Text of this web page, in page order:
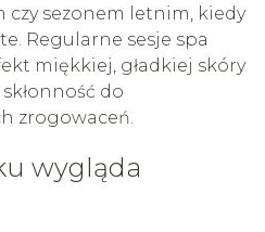
sezonem letnim, kiedy
Regularne sesje spa
miękkiej, gładkiej skóry
do
zrogowaceń.
wygląda